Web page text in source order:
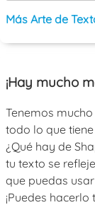
Más Arte de
¡Hay mucho
Tenemos
todo lo que
¿Qué hay de
tu texto se
que puedas
¡Puedes